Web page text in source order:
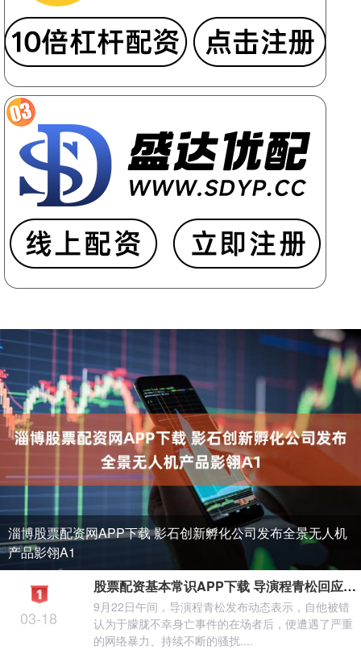
淄博股票配资网APP下载 影石创新孵化公司发布全景无人机
产品影翎A1
股票配资基本常识APP下载 导演程青松回应被误认成于朦胧事件在场者：呼吁停止谣言伤害
9月22日午间，导演程青松发布动态表示，自他被错
认为于朦胧不幸身亡事件的在场者后，便遭遇了严重
的网络暴力、持续不断的骚扰....
03-18